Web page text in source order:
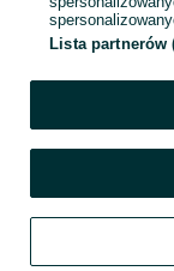
Lista partnerów